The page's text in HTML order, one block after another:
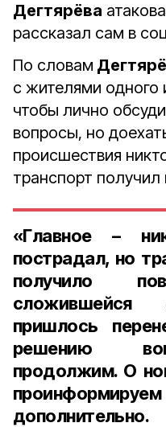
Дегтярёва
рассказал сам в
По словам
с жителями одного
чтобы лично
вопросы, но
происшествия
транспорт
«Главное –
пострадал, но
получило
сложившейся
пришлось
решению
продолжим. О